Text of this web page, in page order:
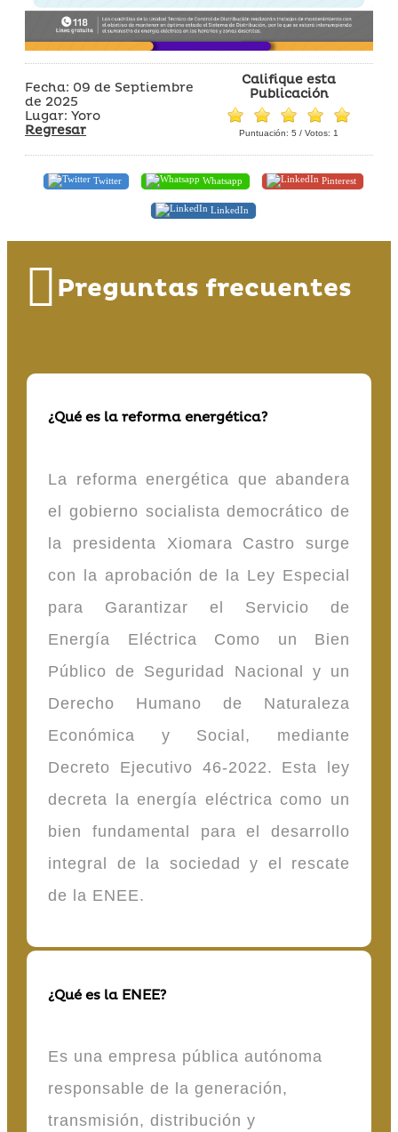
Fecha: 09 de Septiembre
de 2025
Lugar: Yoro
Regresar
Califique esta
Publicación
Puntuación: 5 / Votos: 1
Twitter Whatsapp Pinterest
LinkedIn
Preguntas frecuentes
¿Qué es la reforma energética?
La reforma energética que abandera
el gobierno socialista democrático de
la presidenta Xiomara Castro surge
con la aprobación de la Ley Especial
para Garantizar el Servicio de
Energía Eléctrica Como un Bien
Público de Seguridad Nacional y un
Derecho Humano de Naturaleza
Económica y Social, mediante
Decreto Ejecutivo 46-2022. Esta ley
decreta la energía eléctrica como un
bien fundamental para el desarrollo
integral de la sociedad y el rescate
de la ENEE.
¿Qué es la ENEE?
Es una empresa pública autónoma
responsable de la generación,
transmisión, distribución y